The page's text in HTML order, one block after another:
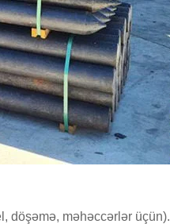
döşəmə, məhəccərlər üçün).